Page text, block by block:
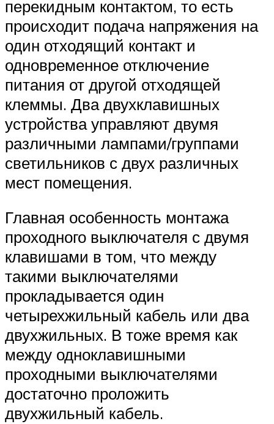
перекидным контактом, то есть
происходит подача напряжения на
один отходящий контакт и
одновременное отключение
питания от другой отходящей
клеммы. Два двухклавишных
устройства управляют двумя
различными лампами/группами
светильников с двух различных
мест помещения.
Главная особенность монтажа
проходного выключателя с двумя
клавишами в том, что между
такими выключателями
прокладывается один
четырехжильный кабель или два
двухжильных. В тоже время как
между одноклавишными
проходными выключателями
достаточно проложить
двухжильный кабель.